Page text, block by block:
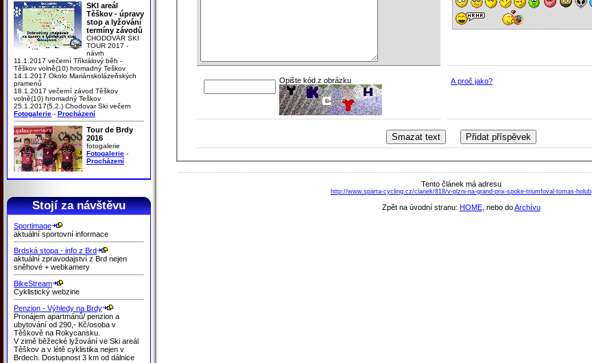
SKI areál
Těškov - úpravy
stop a lyžování
termíny závodů
CHODOVAR SKI
TOUR 2017 -
návrh
11.1.2017 večerní Tříkrálový běh -
Těškov volně(10) hromadný Teškov
14.1.2017 Okolo Mariánskolázeňských
pramenů
18.1.2017 večerní závod Těškov
volně(10) hromadný Teškov
25.1.2017(5.2.) Chodovar Ski večern
Fotogalerie - Procházení
Tour de Brdy
2016
fotogalerie
Fotogalerie -
Procházení
Stojí za návštěvu
Sportimage
aktuální sportovní informace
Brdská stopa - info z Brd
aktuální zpravodajství z Brd nejen
sněhové + webkamery
BikeStream
Cyklistický webzine
Penzion - Výhledy na Brdy
Pronájem apartmánů/ penzion a
ubytování od 290,- Kč/osoba v
Těškově na Rokycansku.
V zimě běžecké lyžování ve Ski areál
Těškov a v létě cyklistika nejen v
Brdech. Dostupnost 3 km od dálnice
Opište kód z obrázku A proč jako?
Tento článek má adresu
http://www.sparta-cycling.cz/clanek/818/v-plzni-na-grand-prix-spoke-triumfoval-tomas-holub
Zpět na úvodní stranu: HOME, nebo doArchívu